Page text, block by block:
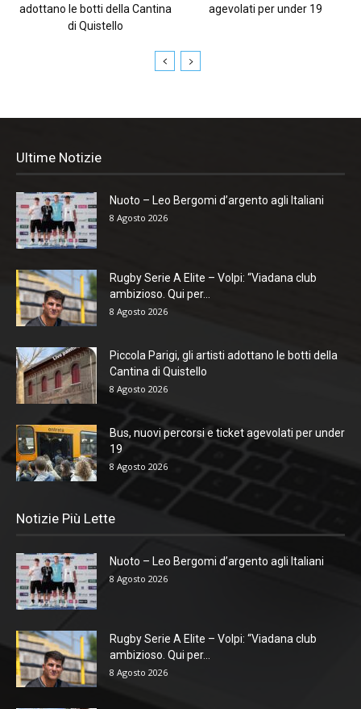
adottano le botti della Cantina
di Quistello
agevolati per under 19
Ultime Notizie
Nuoto – Leo Bergomi d’argento agli Italiani
8 Agosto 2026
Rugby Serie A Elite – Volpi: “Viadana club
ambizioso. Qui per...
8 Agosto 2026
Piccola Parigi, gli artisti adottano le botti della
Cantina di Quistello
8 Agosto 2026
Bus, nuovi percorsi e ticket agevolati per under
19
8 Agosto 2026
Notizie Più Lette
Nuoto – Leo Bergomi d’argento agli Italiani
8 Agosto 2026
Rugby Serie A Elite – Volpi: “Viadana club
ambizioso. Qui per...
8 Agosto 2026